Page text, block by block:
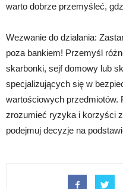
warto dobrze przemyśleć,
Wezwanie do działania:
poza bankiem! Przemyśl
skarbonki, sejf domowy lub
specjalizujących się w
wartościowych przedmiotów.
zrozumieć ryzyka i korzyści
podejmuj decyzje na